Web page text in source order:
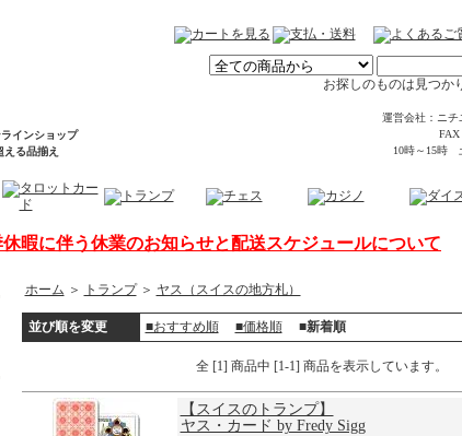
お探しのものは見つか
運営会社：ニチ
FAX
10時～15時
インショップ
える品揃え
暇に伴う休業のお知らせと配送スケジュールについて
ホーム ＞ トランプ＞ ヤス（スイスの地方札）
並び順を変更 ■おすすめ順 ■価格順 ■新着順
全 [1] 商品中 [1-1] 商品を表示しています。
【スイスのトランプ】
ヤス・カード by Fredy Sigg